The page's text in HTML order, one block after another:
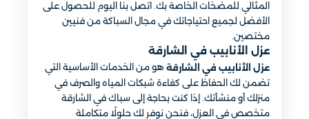
المثالي للمضخات الخاصة بك. اتصل بنا اليوم للحصول على
الأفضل لجميع احتياجاتك في مجال السباكة من فنيين
مختصين.
عزل الأنابيب في الشارقة
عزل الأنابيب في الشارقة هو من الخدمات الأساسية التي
تضمن لك الحفاظ على كفاءة شبكات المياه والصرف في
منزلك أو منشأتك. إذا كنت بحاجة إلى سباك في الشارقة
متخصص في العزل، فنحن نوفر لك حلولًا متكاملة